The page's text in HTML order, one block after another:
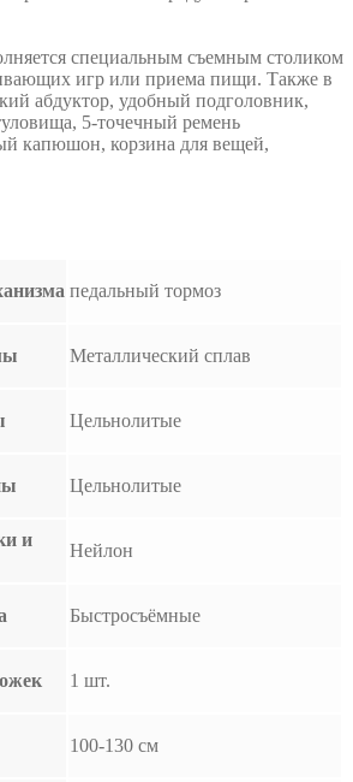
специальным съемным столиком
игр или приема пищи. Также в
абдуктор, удобный подголовник,
5-точечный ремень
капюшон, корзина для вещей,
педальный тормоз
Металлический сплав
Цельнолитые
Цельнолитые
и
Нейлон
Быстросъёмные
1 шт.
100-130 см